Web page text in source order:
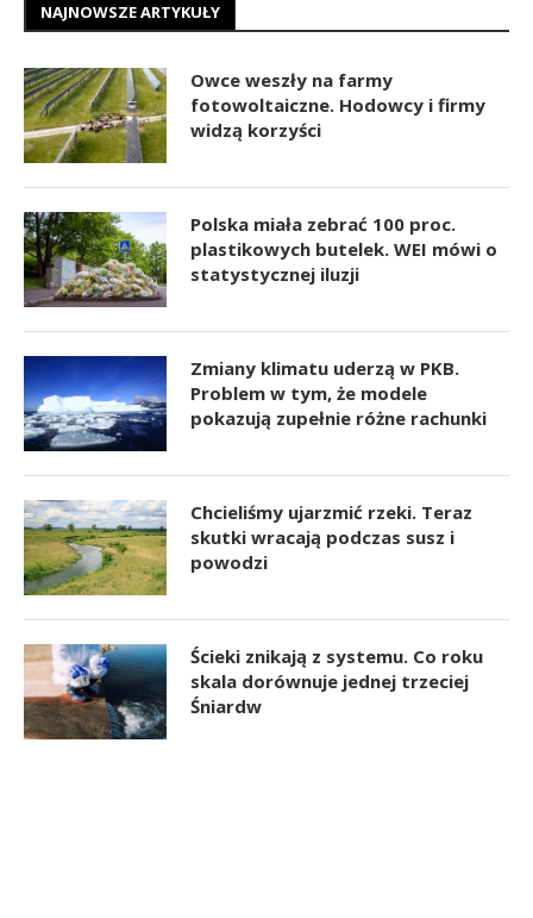
NAJNOWSZE ARTYKUŁY
Owce weszły na farmy
fotowoltaiczne. Hodowcy i firmy
widzą korzyści
Polska miała zebrać 100 proc.
plastikowych butelek. WEI mówi o
statystycznej iluzji
Zmiany klimatu uderzą w PKB.
Problem w tym, że modele
pokazują zupełnie różne rachunki
Chcieliśmy ujarzmić rzeki. Teraz
skutki wracają podczas susz i
powodzi
Ścieki znikają z systemu. Co roku
skala dorównuje jednej trzeciej
Śniardw